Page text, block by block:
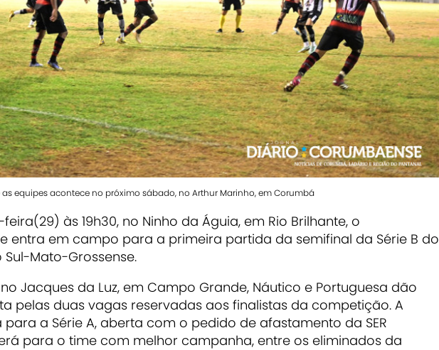
equipes acontece no próximo sábado, no Arthur Marinho, em Corumbá
às 19h30, no Ninho da Águia, em Rio Brilhante, o
entra em campo para a primeira partida da semifinal da Série B do
Mato-Grossense.
no Jacques da Luz, em Campo Grande, Náutico e Portuguesa dão
pelas duas vagas reservadas aos finalistas da competição. A
a Série A, aberta com o pedido de afastamento da SER
para o time com melhor campanha, entre os eliminados da